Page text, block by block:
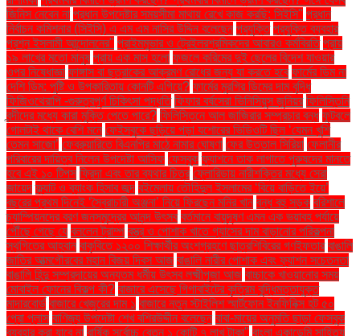
জিনিস নেবেন না প্রধান উপদেষ্টার সময়সীমা মাথায় রেখে কাজ করছি: সিইসি" প্রধান
নির্বাচন কমিশনার (সিইসি) এ এম এম নাসির উদ্দিন বলেছেন প্রযুক্তি প্রযুক্তি ব্যবহার
প্রশ্ন ইসলামী আন্দোলনের" প্রাইমমুভার ও ট্রেইলরশ্রমিকদের আবারও কর্মবিরতি প্রায়
১৯ লাখের মতো মানুষ প্রায় এক মাস হলো ফজলে করিমের দুই ছেলের বিদেশ যাওয়ার
ওপর নিষেধাজ্ঞা ফাঙ্গাস বা ছত্রাকের আক্রমণ রোধের জন্য যা করতে হবে ফার্মের ডিম না
দেশি ডিম: পুষ্টি ও উপকারিতায় কোনটি এগিয়ে? ফার্মের মুরগির ডিমের দাম বৃদ্ধি
ফিজিওথেরাপি -গুরুত্বপূর্ণ চিকিৎসা পদ্ধতি ফিফার বর্ষসেরা ভিনিসিয়ুস জুনিয়র ফিলিস্তিনি
বন্দীদের মধ্যে কারা মুক্তি পেতে পারে? ফিলিস্তিনে আল জাজিরার সম্প্রচার বন্ধ ফুটবলে
গোলটাই থাকে বেশি মনে ফেইসবুকে ছড়িয়ে পড়া যশোরের ভিডিওটি ছিল ‘যেমন খুশি
তেমন সাজো’ ফেব্রুয়ারিতে বিএনপির মাঠে নামার ঘোষণা ফের উত্তাল সিরিয়া ফেলানীর
পরিবারের দায়িত্ব নিলেন উপদেষ্টা আসিফ ফেসবুক ফ্যাশনে তাক লাগাতে পুরুষদের মানতে
হবে এই ১০ টিপস ফ্রিদা এবং তার ব্যথার চিত্র ফ্লোরিডায় নারীশক্তির মধ্যে সেরা
জায়েদ ফ্ল্যাট ও ব্যাংক হিসাব জব্দ বইমেলায় তৌহিদুল ইসলামের ‘বিয়ে বাড়িতে ইয়ে’
বছরের প্রথম দিনেই ‘স্বৈরাচারী অঞ্জনা’ নিয়ে ফিরছেন মনির খান বন্ধ বহু সড়ক বরিশালে
চ্যাম্পিয়নদের বরণ জনসমুদ্রের আনন্দ উৎসব বর্তমানে বায়ুদূষণ এমন এক ভয়াবহ পর্যায়ে
পৌঁছে গেছে যে বললেন ট্রাম্প বস্ত্র ও পোশাক খাতে গ্যাসের দাম বাড়ানোর পরিকল্পনা
স্থগিতের আহ্বান বাকৃবিতে ১২০০ শিক্ষার্থীর অংশগ্রহণে ছাত্রশিবিরের গণইফতার বাঙালি
জাতির আত্মগৌরবের মহান বিজয় দিবস আজ বাঙালি নারীর পোশাক এবং ফ্যাশন সচেতনতা
বাঙালি হিন্দু সম্প্রদায়ের অন্যতম ধর্মীয় উৎসব লক্ষ্মীপূজা আজ বাচ্চাকে খাওয়ানোর সময়
মোবাইল ফোনের বিকল্প কী? বাজারে এসেছে গিগাবাইটের কৃত্রিম বুদ্ধিমত্তাযুক্ত
মাদারবোর্ড বাজারে খেজুরের দাম ১ বাজারে নতুন স্টাইলিশ স্মার্টফোন ইনফিনিক্স হট ৫০
প্রো প্লাস বাণিজ্য উপদেষ্টা শেখ বশিরউদ্দীন বলেছেন বাবা-মায়ের অনুমতি ছাড়া ফেসবুক
ব্যবহার করা যাবে না বার্ষিক সর্বোচ্চ বেতন ১ কোটি ৭ লাখ টাকা" বাংলা একাডেমি সাহিত্য